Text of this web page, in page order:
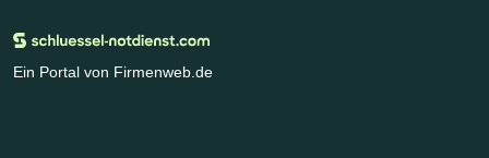
Ein Portal von Firmenweb.de